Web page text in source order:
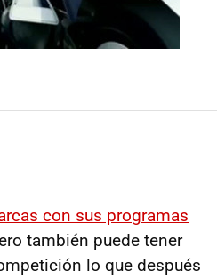
con sus programas
también puede tener
lo que después